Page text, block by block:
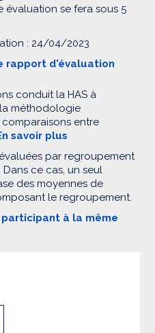
évaluation se fera sous 5
: 24/04/2023
rapport d'évaluation
conduit la HAS à
méthodologie
comparaisons entre
savoir plus
par regroupement
ce cas, un seul
des moyennes de
le regroupement.
à la même